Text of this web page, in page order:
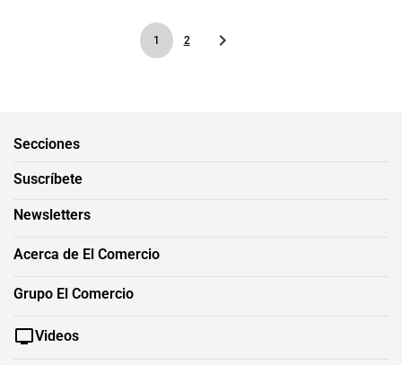
1 2
Secciones
Suscríbete
Newsletters
Acerca de El Comercio
Grupo El Comercio
Videos